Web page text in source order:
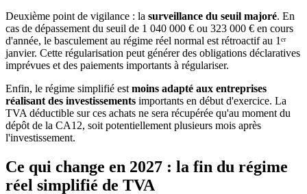
Deuxième point de vigilance : la surveillance du seuil majoré. En
cas de dépassement du seuil de 1 040 000 € ou 323 000 € en cours
d'année, le basculement au régime réel normal est rétroactif au 1ᵉʳ
janvier. Cette régularisation peut générer des obligations déclaratives
imprévues et des paiements importants à régulariser.
Enfin, le régime simplifié est moins adapté aux entreprises
réalisant des investissements importants en début d'exercice. La
TVA déductible sur ces achats ne sera récupérée qu'au moment du
dépôt de la CA12, soit potentiellement plusieurs mois après
l'investissement.
Ce qui change en 2027 : la fin du régime
réel simplifié de TVA